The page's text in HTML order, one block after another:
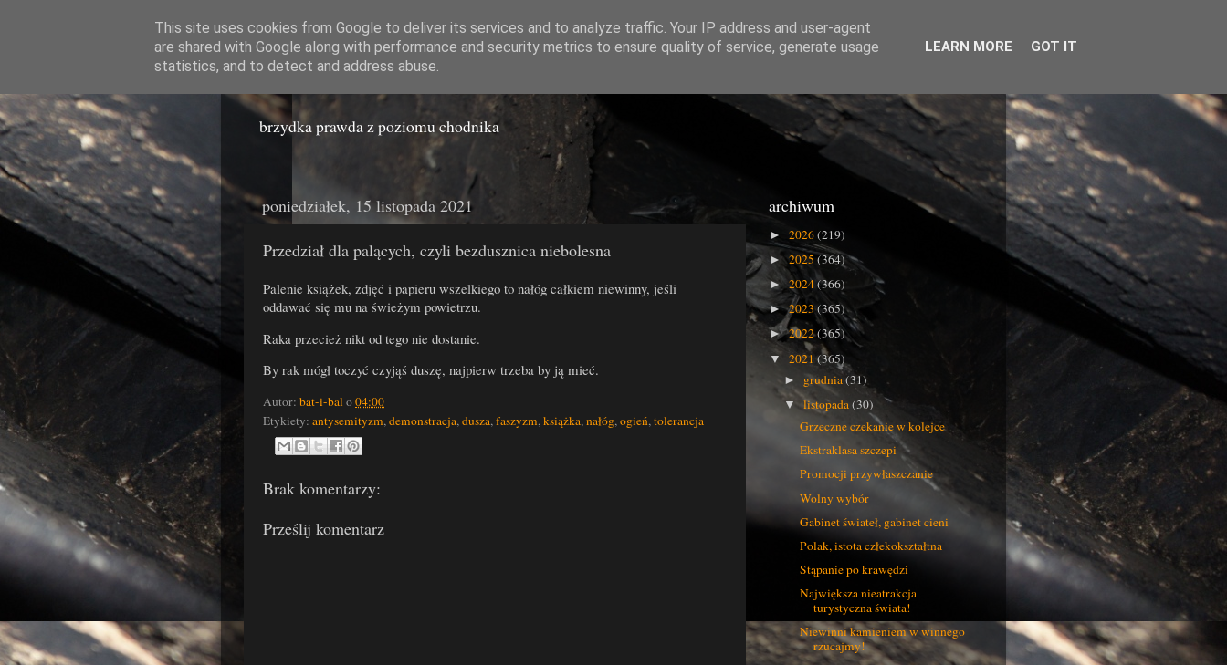
Miasto Gówna
brzydka prawda z poziomu chodnika
poniedziałek, 15 listopada 2021
Przedział dla palących, czyli bezdusznica niebolesna
Palenie książek, zdjęć i papieru wszelkiego to nałóg całkiem niewinny, jeśli
oddawać się mu na świeżym powietrzu.
Raka przecież nikt od tego nie dostanie.
By rak mógł toczyć czyjąś duszę, najpierw trzeba by ją mieć.
Autor: bat-i-balo04:00
Etykiety: antysemityzm,demonstracja,dusza,faszyzm,książka,nałóg,ogień,tolerancja
Brak komentarzy:
Prześlij komentarz
archiwum
► 2026(219)
►2025(364)
► 2024(366)
►2023(365)
►2022(365)
▼ 2021(365)
► grudnia(31)
▼listopada(30)
Grzeczne czekanie w kolejce
Ekstraklasa szczepi
Promocji przywłaszczanie
Wolny wybór
Gabinet świateł, gabinet cieni
Polak, istota człekokształtna
Stąpanie po krawędzi
Największa nieatrakcja
turystyczna świata!
Niewinni kamieniem w winnego
rzucajmy!
This site uses cookies from Google to deliver its services and to analyze traffic. Your IP address and user-agent
are shared with Google along with performance and security metrics to ensure quality of service, generate usage
statistics, and to detect and address abuse.
LEARN MORE GOT IT